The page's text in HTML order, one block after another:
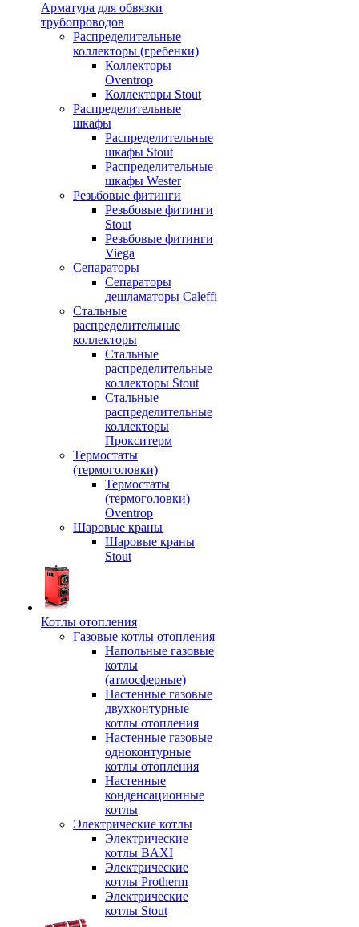
Арматура для обвязки
трубопроводов
Распределительные
коллекторы (гребенки)
Коллекторы
Oventrop
Коллекторы Stout
Распределительные
шкафы
Распределительные
шкафы Stout
Распределительные
шкафы Wester
Резьбовые фитинги
Резьбовые фитинги
Stout
Резьбовые фитинги
Viega
Сепараторы
Сепараторы
дешламаторы Caleffi
Стальные
распределительные
коллекторы
Стальные
распределительные
коллекторы Stout
Стальные
распределительные
коллекторы
Прокситерм
Термостаты
(термоголовки)
Термостаты
(термоголовки)
Oventrop
Шаровые краны
Шаровые краны
Stout
Котлы отопления
Газовые котлы отопления
Напольные газовые
котлы
(атмосферные)
Настенные газовые
двухконтурные
котлы отопления
Настенные газовые
одноконтурные
котлы отопления
Настенные
конденсационные
котлы
Электрические котлы
Электрические
котлы BAXI
Электрические
котлы Protherm
Электрические
котлы Stout